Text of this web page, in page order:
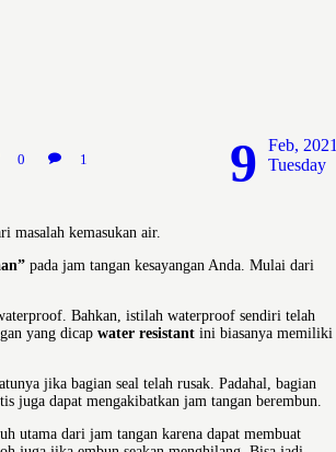
9
Feb, 2021
Tuesday
0 1
masalah kemasukan air.
pada jam tangan kesayangan Anda. Mulai dari
Bahkan, istilah waterproof sendiri telah
yang dicap water resistant ini biasanya memiliki
jika bagian seal telah rusak. Padahal, bagian
juga dapat mengakibatkan jam tangan berembun.
utama dari jam tangan karena dapat membuat